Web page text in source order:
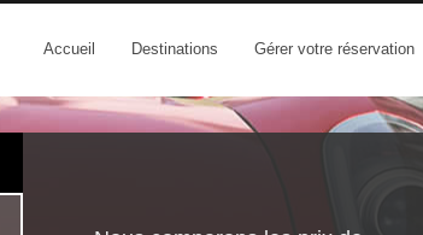
Accueil Destinations Gérer votre réservation